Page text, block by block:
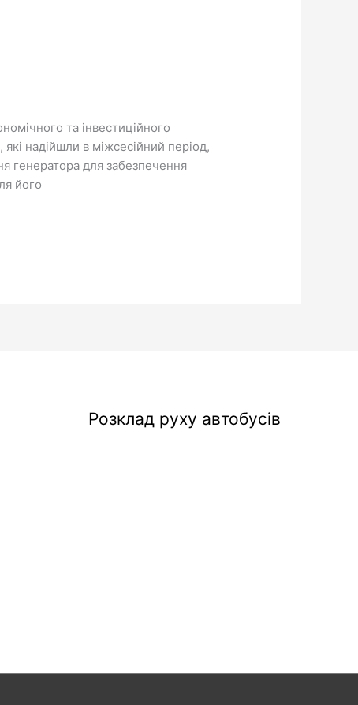
та інвестиційного
надійшли в міжсесійний період,
генератора для забезпечення
його
Розклад руху автобусів